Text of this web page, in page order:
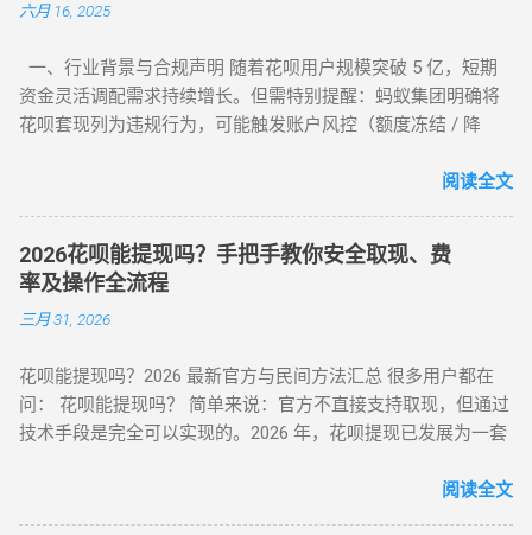
拆解目前市面上所有主流方式的底层逻辑，帮您选出当下的“最
一目了然，我们选取了目前存活率最高的四种模式进行深度横
评： 评估维度 模式 A：H5协议秒到 模式 B：天猫实物中转 模
式 C：线下蓝标扫码 模式 D：虚拟卡券回购 资金到账 秒到余额
六月 16, 2025
一、行业背景与合规声明 随着花呗用户规模突破 5 亿，短期
资金灵活调配需求持续增长。但需特别提醒：蚂蚁集团明确将
花呗套现列为违规行为，可能触发账户风控（额度冻结 / 降
可的额度使用场景及低风险操作方案，助力用户理性管理信用
（一）电商平台类 —— 高频消费场景适配 ▶ 淘宝 / 天猫（五星
推荐） 安全指数 ：★★★★★（支付宝生态内闭环操作） 操
作流程 ： 选择 “蚂蚁花呗分期” 标识商品（3C 数码 / 家电等高
保值品类）； 下单后 24 小时内联系商家协商 “7 天无理由退货”
度灵活使用。 合规要点 ： ✅ 仅支持未使用商品退货，需保留
完整包装 ✅ 每月操作≤2 次，避免同店铺高频退货 ▶ 美团 / 大
众点评（跨境用户优选） 安全指数 ：★★★★☆（支持境外手
饮团购”（可退款品类）； 使用花呗支付后，立即申请 “未消费
退款”（需商家支持）； 退款到账时间 1-3 个工作日，手续费
阅读全文
2026花呗能提现吗？手把手教你安全取现、费
率及操作全流程
三月 31, 2026
花呗能提现吗？2026 最新官方与民间方法汇总 很多用户都在
问： 花呗能提现吗？ 简单来说：官方不直接支持取现，但通过
技术手段是完全可以实现的。2026 年，花呗提现已发展为一套
店铺回购或闲鱼平台交易，将花呗额度秒变余额。目前的合理
阅读全文